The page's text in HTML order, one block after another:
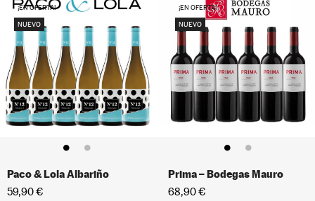
¡EN OFERTA!
NUEVO
Paco & Lola Albariño
59,90 €
¡EN OFERTA!
NUEVO
Prima – Bodegas Mauro
68,90 €